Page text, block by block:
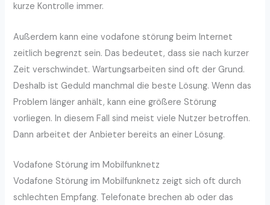
kurze Kontrolle immer.
Außerdem kann eine vodafone störung beim Internet
zeitlich begrenzt sein. Das bedeutet, dass sie nach kurzer
Zeit verschwindet. Wartungsarbeiten sind oft der Grund.
Deshalb ist Geduld manchmal die beste Lösung. Wenn das
Problem länger anhält, kann eine größere Störung
vorliegen. In diesem Fall sind meist viele Nutzer betroffen.
Dann arbeitet der Anbieter bereits an einer Lösung.
Vodafone Störung im Mobilfunknetz
Vodafone Störung im Mobilfunknetz zeigt sich oft durch
schlechten Empfang. Telefonate brechen ab oder das